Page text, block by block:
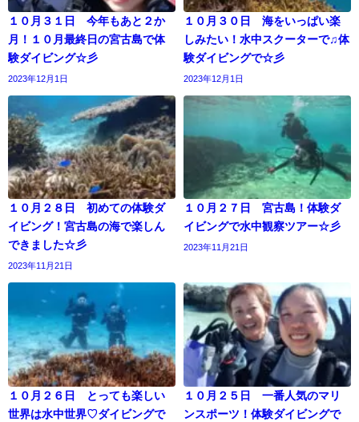
１０月３１日 今年もあと２か
月！１０月最終日の宮古島で体
験ダイビング☆彡
2023年12月1日
１０月３０日 海をいっぱい楽
しみたい！水中スクーターで♫体
験ダイビングで☆彡
2023年12月1日
１０月２８日 初めての体験ダ
イビング！宮古島の海で楽しん
できました☆彡
2023年11月21日
１０月２７日 宮古島！体験ダ
イビングで水中観察ツアー☆彡
2023年11月21日
１０月２６日 とっても楽しい
世界は水中世界♡ダイビングで
１０月２５日 一番人気のマリ
ンスポーツ！体験ダイビングで